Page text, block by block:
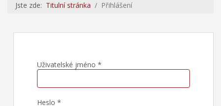
Jste zde: Titulní stránka Přihlášení
Uživatelské jméno *
Heslo *